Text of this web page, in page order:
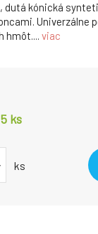
dutá kónická
Univerzálne
hmôt.... viac
ks
ks